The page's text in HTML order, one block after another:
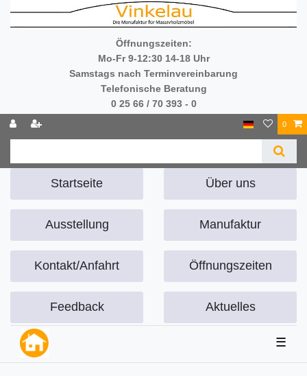
Öffnungszeiten:
Mo-Fr 9-12:30 14-18 Uhr
Samstags nach Terminvereinbarung
Telefonische Beratung
0 25 66 / 70 393 - 0
0
Startseite Über uns
Ausstellung Manufaktur
Kontakt/Anfahrt Öffnungszeiten
Feedback Aktuelles
☰